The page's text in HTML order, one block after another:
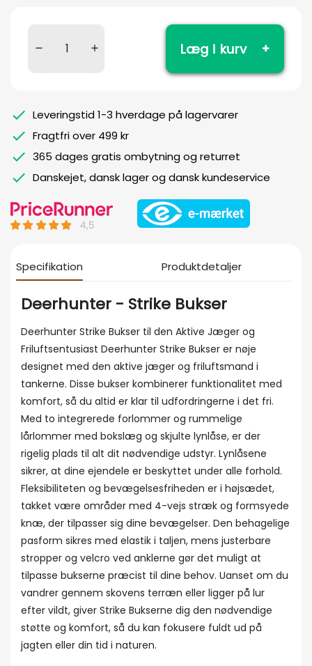
Læg i kurv
Leveringstid 1-3 hverdage på lagervarer
Fragtfri over 499 kr
365 dages gratis ombytning og returret
Danskejet, dansk lager og dansk kundeservice
Specifikation Produktdetaljer
Deerhunter - Strike Bukser
Deerhunter Strike Bukser til den Aktive Jæger og
Friluftsentusiast Deerhunter Strike Bukser er nøje
designet med den aktive jæger og friluftsmand i
tankerne. Disse bukser kombinerer funktionalitet med
komfort, så du altid er klar til udfordringerne i det fri.
Med to integrerede forlommer og rummelige
lårlommer med bokslæg og skjulte lynlåse, er der
rigelig plads til alt dit nødvendige udstyr. Lynlåsene
sikrer, at dine ejendele er beskyttet under alle forhold.
Fleksibiliteten og bevægelsesfriheden er i højsædet,
takket være områder med 4-vejs stræk og formsyede
knæ, der tilpasser sig dine bevægelser. Den behagelige
pasform sikres med elastik i taljen, mens justerbare
stropper og velcro ved anklerne gør det muligt at
tilpasse bukserne præcist til dine behov. Uanset om du
vandrer gennem skovens terræn eller ligger på lur
efter vildt, giver Strike Bukserne dig den nødvendige
støtte og komfort, så du kan fokusere fuldt ud på
jagten eller din tid i naturen.